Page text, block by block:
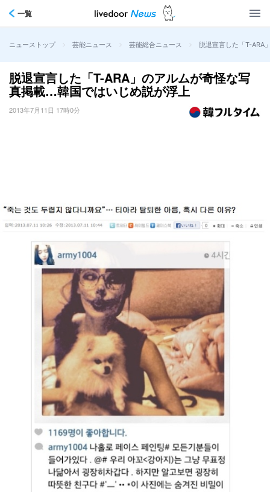
一覧
ニューストップ > 芸能ニュース > 芸能総合ニュース > 脱退宣言した「T-ARA
脱退宣言した「T-ARA」のアルムが奇怪な写
真掲載…韓国ではいじめ説が浮上
2013年7月11日 17時0分